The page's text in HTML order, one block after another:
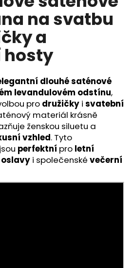
na svatbu
a
hosty
dlouhé saténové
levandulovém odstínu,
pro družičky i svatební
materiál krásně
ženskou siluetu a
vzhled. Tyto
perfektní pro letní
oslavy i společenské večerní